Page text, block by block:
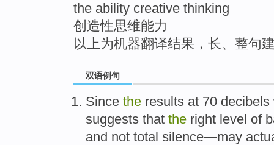
the ability creative thinking
创造性思维能力
以上为机器翻译结果，长、整句
双语例句
Since the results at 70
suggests that the right level of
and not total silence—may